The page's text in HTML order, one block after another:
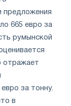
предложения
665 евро за
румынской
отражает
за тонну.
в